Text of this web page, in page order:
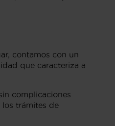
contamos con un
que caracteriza a
complicaciones
los trámites de